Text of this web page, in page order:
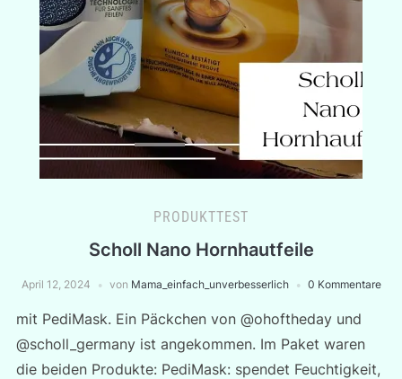
PRODUKTTEST
Scholl Nano Hornhautfeile
April 12, 2024 von Mama_einfach_unverbesserlich 0 Kommentare
mit PediMask. Ein Päckchen von @ohoftheday und
@scholl_germany ist angekommen. Im Paket waren
die beiden Produkte: PediMask: spendet Feuchtigkeit,